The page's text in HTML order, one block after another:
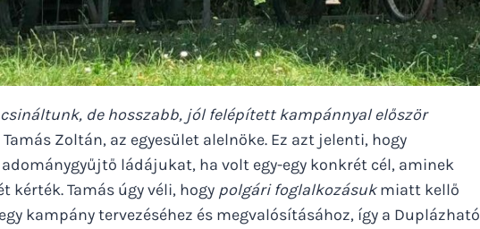
de hosszabb, jól felépített kampánnyal először
Zoltán, az egyesület alelnöke. Ez azt jelenti, hogy
ládájukat, ha volt egy-egy konkrét cél, aminek
kérték. Tamás úgy véli, hogy polgári foglalkozásukmiatt kellő
kampány tervezéséhez és megvalósításához, így a Duplázható